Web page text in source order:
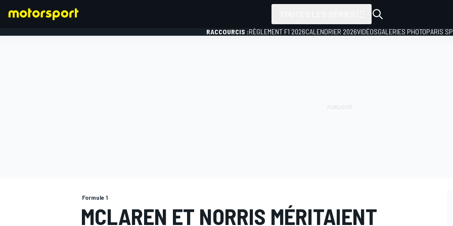
RACCOURCIS :RÈGLEMENT F1 2026CALENDRIER 2026VIDÉOSGALERIES PHOTOPARIS
Formule 1
MCLAREN ET NORRIS MÉRITAIENT